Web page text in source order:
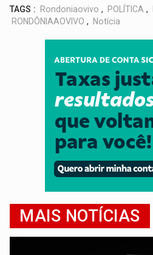
TAGS : Rondoniaovivo , POLÍTICA ,
RONDÔNIAAOVIVO , Notícia
MAIS NOTÍCIAS